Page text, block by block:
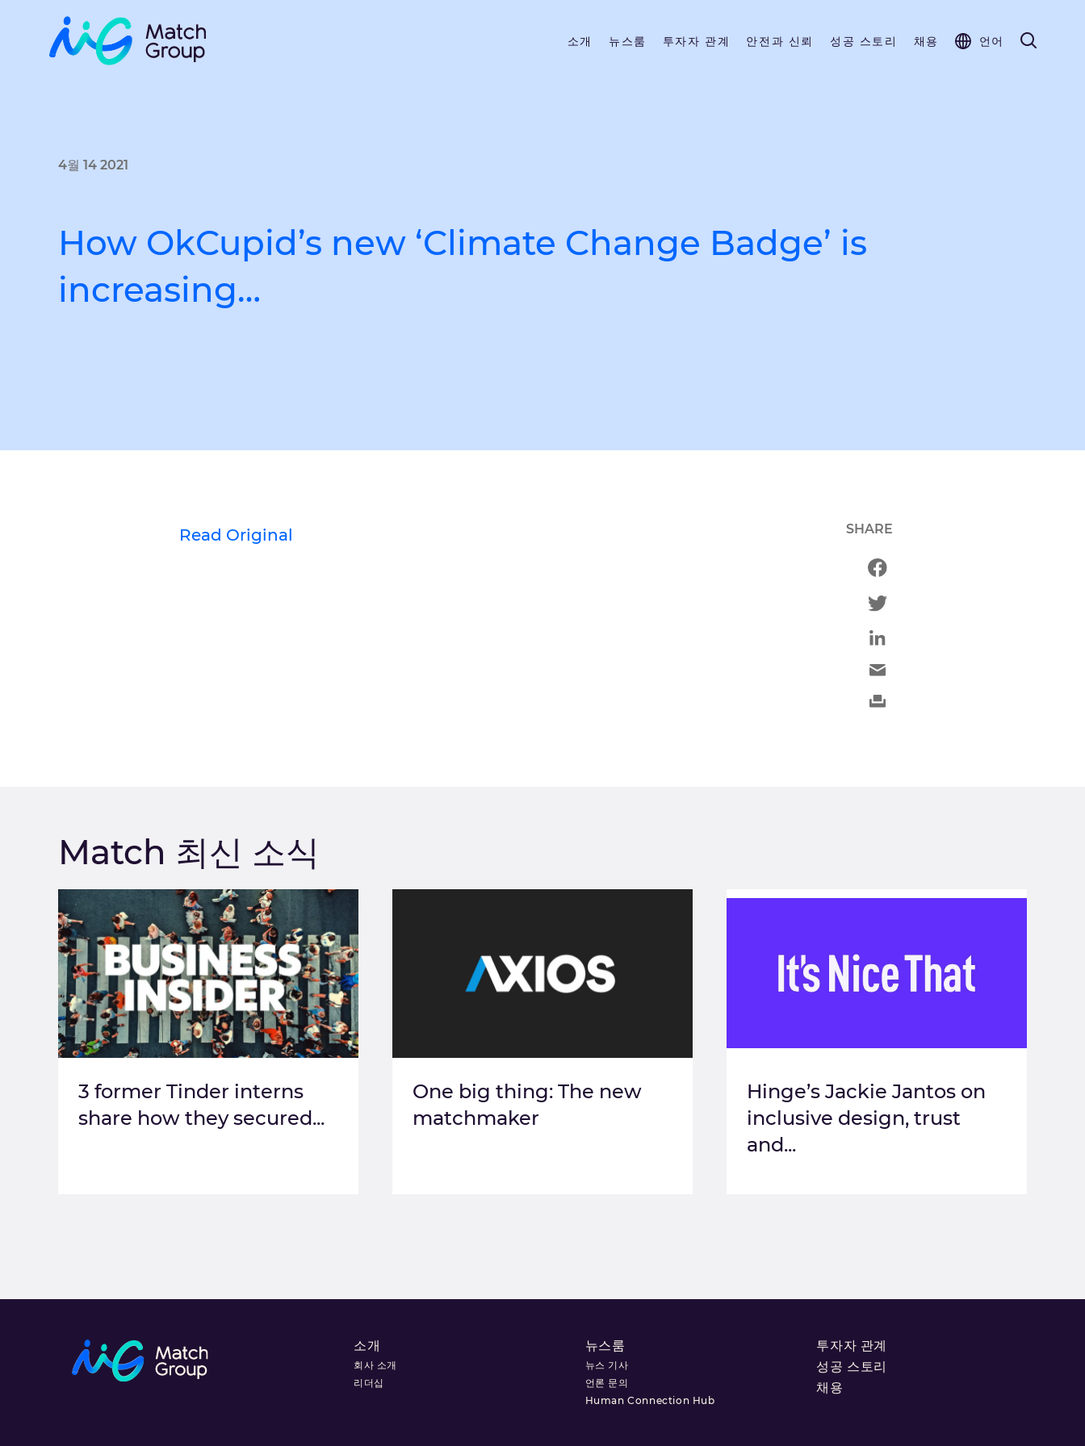
소개 뉴스룸 투자자 관계 안전과 신뢰 성공 스토리 채용 언어
4월 14 2021
How OkCupid’s new ‘Climate Change Badge’ is
increasing…
Read Original SHARE
Match 최신 소식
3 former Tinder interns
share how they secured...
One big thing: The new
matchmaker
Hinge’s Jackie Jantos on
inclusive design, trust
and...
소개
회사 소개
리더십
뉴스룸
뉴스 기사
언론 문의
Human Connection Hub
투자자 관계
성공 스토리
채용